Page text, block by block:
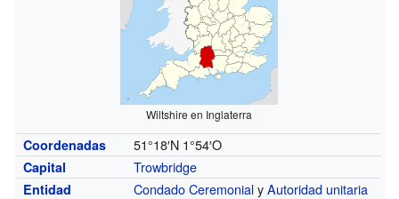
Wiltshire en Inglaterra
Coordenadas 51°18′N 1°54′O
Capital Trowbridge
Entidad Condado CeremonialyAutoridad unitaria